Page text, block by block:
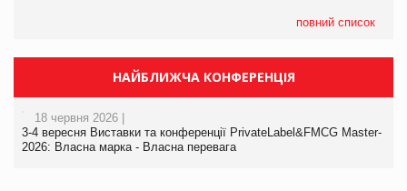
повний список
НАЙБЛИЖЧА КОНФЕРЕНЦІЯ
18 червня 2026 |
3-4 вересня Виставки та конференції PrivateLabel&FMCG Master-
2026: Власна марка - Власна перевага